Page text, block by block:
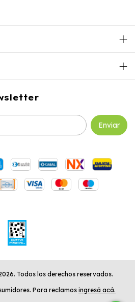
Todos los derechos reservados.
Para reclamos ingresá acá.